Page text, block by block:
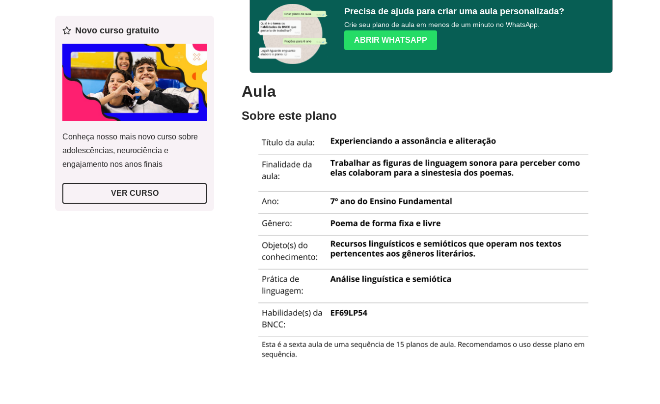
Novo curso gratuito
Conheça nosso mais novo curso sobre
adolescências, neurociência e
engajamento nos anos finais
VER CURSO
Precisa de ajuda para criar uma aula personalizada?
Crie seu plano de aula em menos de um minuto no WhatsApp.
ABRIR WHATSAPP
Aula
Sobre este plano